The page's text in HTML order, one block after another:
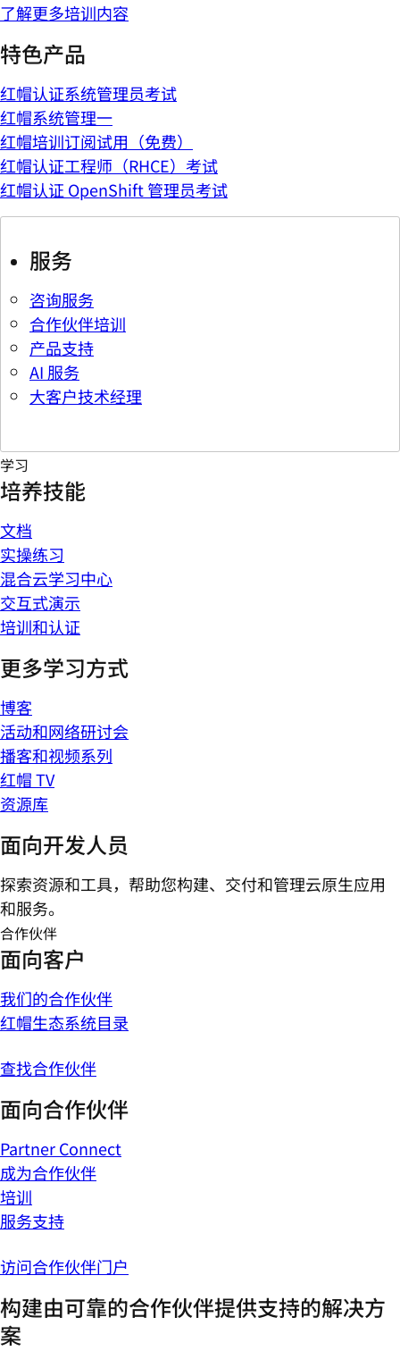
了解更多培训内容
特色产品
红帽认证系统管理员考试
红帽系统管理一
红帽培训订阅试用（免费）
红帽认证工程师（RHCE）考试
红帽认证 OpenShift 管理员考试
服务
咨询服务
合作伙伴培训
产品支持
AI 服务
大客户技术经理
学习
培养技能
文档
实操练习
混合云学习中心
交互式演示
培训和认证
更多学习方式
博客
活动和网络研讨会
播客和视频系列
红帽 TV
资源库
面向开发人员
探索资源和工具，帮助您构建、交付和管理云原生应用
和服务。
合作伙伴
面向客户
我们的合作伙伴
红帽生态系统目录
查找合作伙伴
面向合作伙伴
Partner Connect
成为合作伙伴
培训
服务支持
访问合作伙伴门户
构建由可靠的合作伙伴提供支持的解决方
案